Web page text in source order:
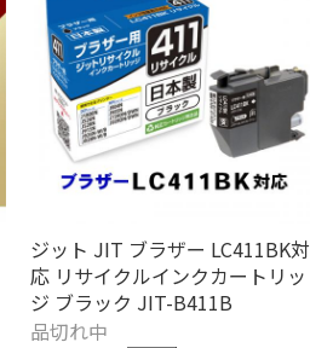
ジット JIT ブラザー LC411BK対
応 リサイクルインクカートリッ
ジ ブラック JIT-B411B
品切れ中